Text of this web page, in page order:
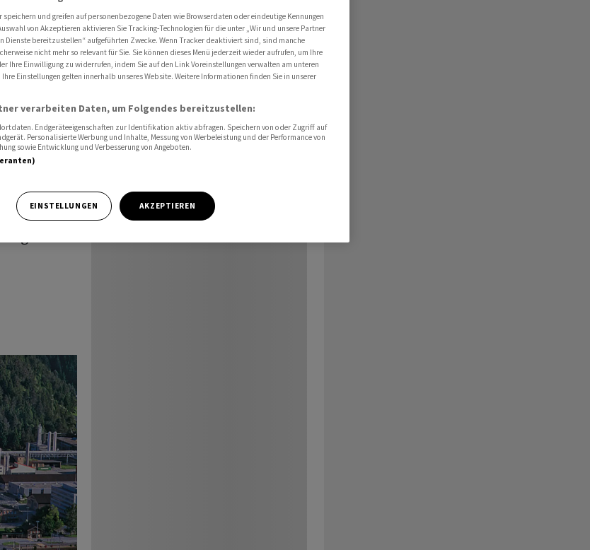
der
Die
speichern und greifen auf personenbezogene Daten wie Browserdaten oder eindeutige Kennungen
von Akzeptieren aktivieren Sie Tracking-Technologien für die unter „Wir und unsere Partner
Dienste bereitzustellen“ aufgeführten Zwecke. Wenn Tracker deaktiviert sind, sind manche
nicht mehr so relevant für Sie. Sie können dieses Menü jederzeit wieder aufrufen, um Ihre
Ihre Einwilligung zu widerrufen, indem Sie auf den Link Voreinstellungen verwalten am unteren
Einstellungen gelten innerhalb unseres Website. Weitere Informationen finden Sie in unserer
verarbeiten Daten, um Folgendes bereitzustellen:
Endgeräteeigenschaften zur Identifikation aktiv abfragen. Speichern von oder Zugriff auf
Personalisierte Werbung und Inhalte, Messung von Werbeleistung und der Performance von
sowie Entwicklung und Verbesserung von Angeboten.
EINSTELLUNGEN AKZEPTIEREN